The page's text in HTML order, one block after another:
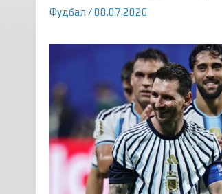
Фудбал /08.07.2026